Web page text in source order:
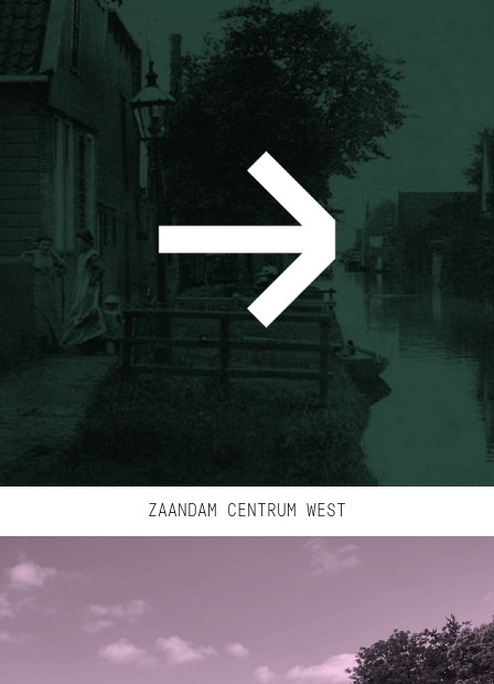
ZAANDAM CENTRUM WEST